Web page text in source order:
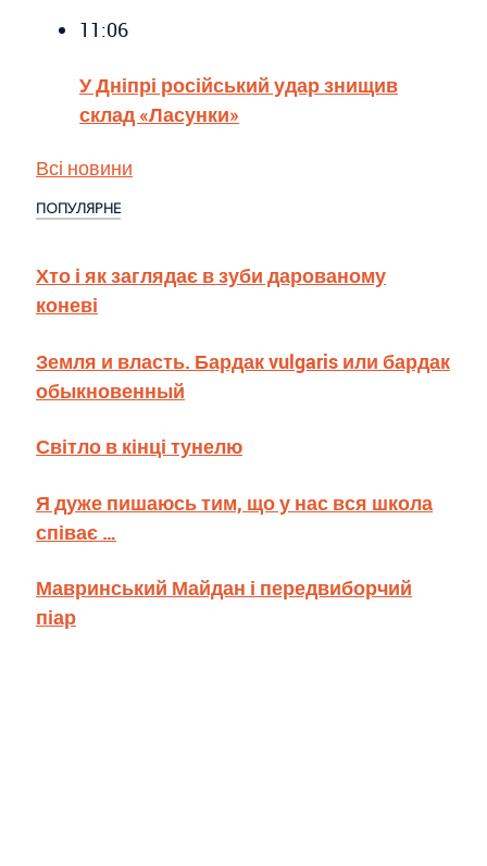
11:06
У Дніпрі російський удар знищив
склад «Ласунки»
Всі новини
ПОПУЛЯРНЕ
Хто і як заглядає в зуби дарованому
коневі
Земля и власть. Бардак vulgaris или бардак
обыкновенный
Світло в кінці тунелю
Я дуже пишаюсь тим, що у нас вся школа
співає …
Мавринський Майдан і передвиборчий
піар